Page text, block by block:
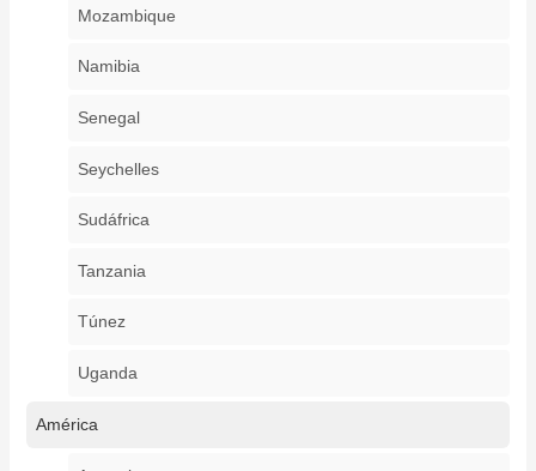
Mozambique
Namibia
Senegal
Seychelles
Sudáfrica
Tanzania
Túnez
Uganda
América